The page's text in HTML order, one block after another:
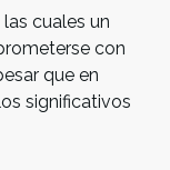
cuales un
con
que en
significativos